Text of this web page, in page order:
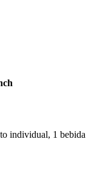
individual, 1 bebida